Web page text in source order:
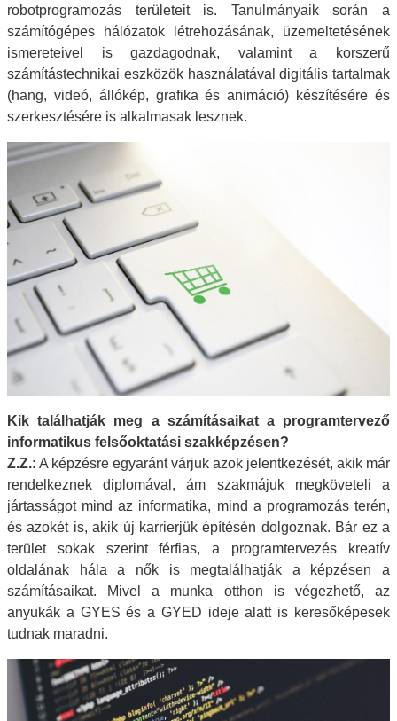
robotprogramozás területeit is. Tanulmányaik során a
számítógépes hálózatok létrehozásának, üzemeltetésének
ismereteivel is gazdagodnak, valamint a korszerű
számítástechnikai eszközök használatával digitális tartalmak
(hang, videó, állókép, grafika és animáció) készítésére és
szerkesztésére is alkalmasak lesznek.
Kik találhatják meg a számításaikat a programtervező
informatikus felsőoktatási szakképzésen?
Z.Z.: A képzésre egyaránt várjuk azok jelentkezését, akik már
rendelkeznek diplomával, ám szakmájuk megköveteli a
jártasságot mind az informatika, mind a programozás terén,
és azokét is, akik új karrierjük építésén dolgoznak. Bár ez a
terület sokak szerint férfias, a programtervezés kreatív
oldalának hála a nők is megtalálhatják a képzésen a
számításaikat. Mivel a munka otthon is végezhető, az
anyukák a GYES és a GYED ideje alatt is keresőképesek
tudnak maradni.